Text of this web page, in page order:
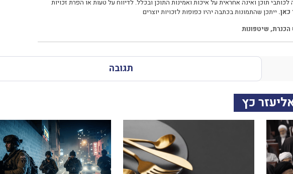
תוכן ואינה אחראית על איכות ואמינות התוכן ובכלל. לדיווח על טעות או הפרת זכויות
כאן. ייתכן שהתמונות בכתבה יהיו כפופות לזכויות יוצרים
, שיטפונות
תגובה
כץ